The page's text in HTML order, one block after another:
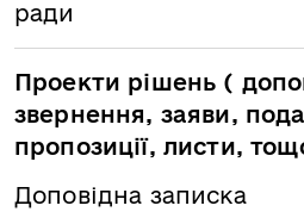
ради
Проекти рішень (
звернення, заяви,
пропозиції, листи,
Доповідна записка